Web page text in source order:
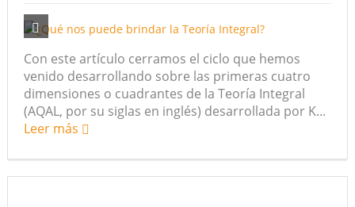
Con este artículo cerramos el ciclo que hemos
venido desarrollando sobre las primeras cuatro
dimensiones o cuadrantes de la Teoría Integral
(AQAL, por su siglas en inglés) desarrollada por K...
Leer más